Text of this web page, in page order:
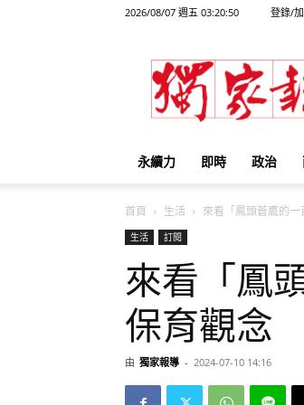
2026/08/07 週五 03:20:50 登錄/
獨
家
報
永續力 即時 政治
首頁 生活 來看「鳳頭蒼鷹的一
生活 訂閱
來看「鳳
保育觀念
由 獨家報導 - 2024-07-10 14:16